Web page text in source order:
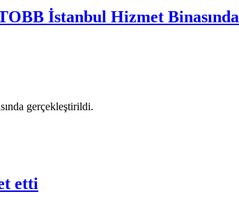
İstanbul Hizmet
gerçekleştirildi.
etti